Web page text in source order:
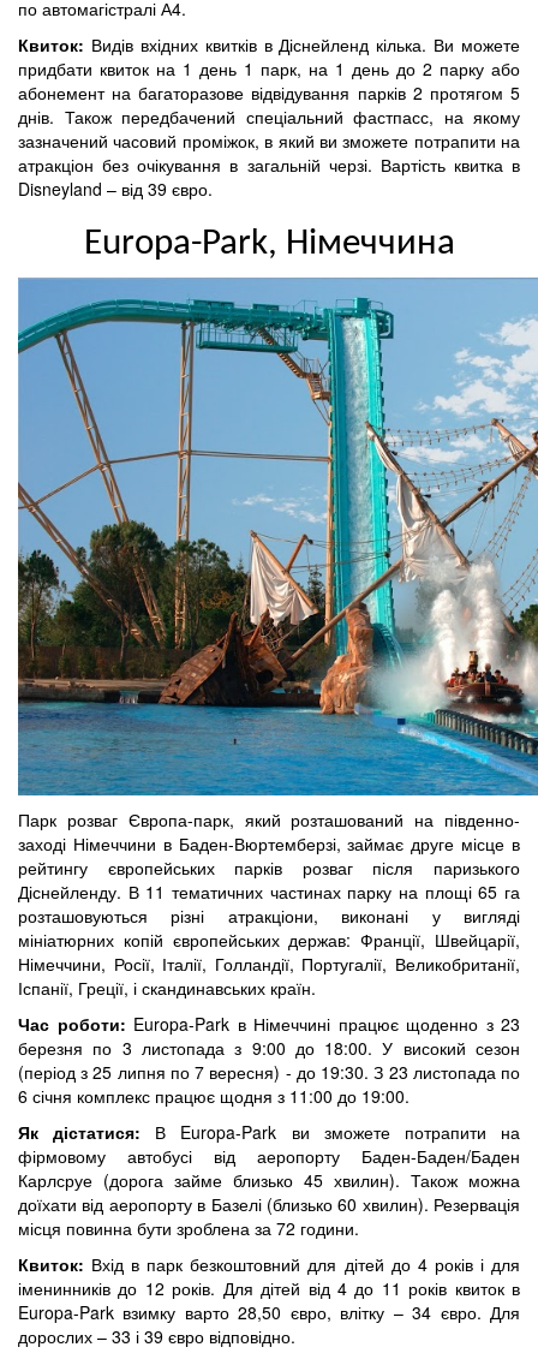
по автомагістралі А4.
Квиток: Видів вхідних квитків в Діснейленд кілька. Ви можете
придбати квиток на 1 день 1 парк, на 1 день до 2 парку або
абонемент на багаторазове відвідування парків 2 протягом 5
днів. Також передбачений спеціальний фастпасс, на якому
зазначений часовий проміжок, в який ви зможете потрапити на
атракціон без очікування в загальній черзі. Вартість квитка в
Disneyland – від 39 євро.
Europa-Park, Німеччина
Парк розваг Європа-парк, який розташований на південно-
заході Німеччини в Баден-Вюртемберзі, займає друге місце в
рейтингу європейських парків розваг після паризького
Діснейленду. В 11 тематичних частинах парку на площі 65 га
розташовуються різні атракціони, виконані у вигляді
мініатюрних копій європейських держав: Франції, Швейцарії,
Німеччини, Росії, Італії, Голландії, Португалії, Великобританії,
Іспанії, Греції, і скандинавських країн.
Час роботи: Europa-Park в Німеччині працює щоденно з 23
березня по 3 листопада з 9:00 до 18:00. У високий сезон
(період з 25 липня по 7 вересня) - до 19:30. З 23 листопада по
6 січня комплекс працює щодня з 11:00 до 19:00.
Як дістатися: В Europa-Park ви зможете потрапити на
фірмовому автобусі від аеропорту Баден-Баден/Баден
Карлсруе (дорога займе близько 45 хвилин). Також можна
доїхати від аеропорту в Базелі (близько 60 хвилин). Резервація
місця повинна бути зроблена за 72 години.
Квиток: Вхід в парк безкоштовний для дітей до 4 років і для
іменинників до 12 років. Для дітей від 4 до 11 років квиток в
Europa-Park взимку варто 28,50 євро, влітку – 34 євро. Для
дорослих – 33 і 39 євро відповідно.